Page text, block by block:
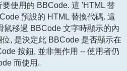
使用的 BBCode. 這 'HTML 替
預設的 HTML 替換代碼. 這
鼠移過 BBCode 文字時顯示的內
, 是決定此 BBCode 是否顯示在
按鈕, 並非無作用 -- 使用者仍
而使用.